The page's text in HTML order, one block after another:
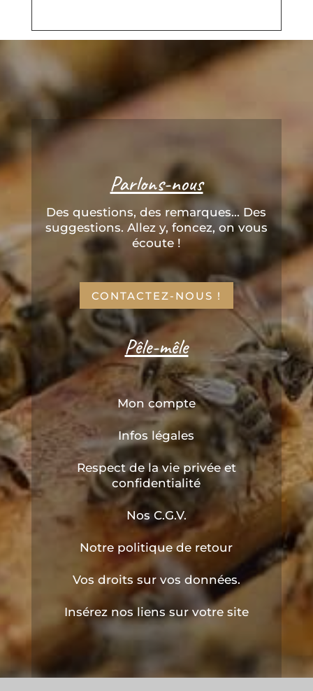
Parlons-nous
Des questions, des remarques... Des
suggestions. Allez y, foncez, on vous
écoute !
CONTACTEZ-NOUS !
Pêle-mêle
Mon compte
Infos légales
Respect de la vie privée et
confidentialité
Nos C.G.V.
Notre politique de retour
Vos droits sur vos données.
Insérez nos liens sur votre site